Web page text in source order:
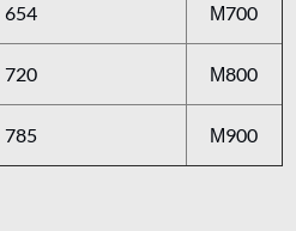
654 М700
720 М800
785 М900